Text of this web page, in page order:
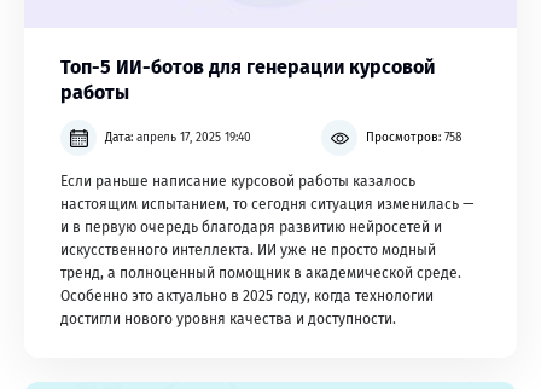
Топ-5 ИИ-ботов для генерации курсовой
работы
Дата: апрель 17, 2025 19:40 Просмотров: 758
Если раньше написание курсовой работы казалось
настоящим испытанием, то сегодня ситуация изменилась —
и в первую очередь благодаря развитию нейросетей и
искусственного интеллекта. ИИ уже не просто модный
тренд, а полноценный помощник в академической среде.
Особенно это актуально в 2025 году, когда технологии
достигли нового уровня качества и доступности.